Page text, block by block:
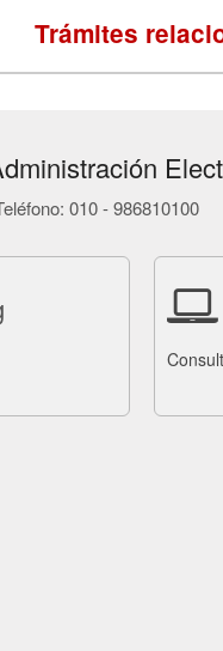
Trámites
010 - 986810100